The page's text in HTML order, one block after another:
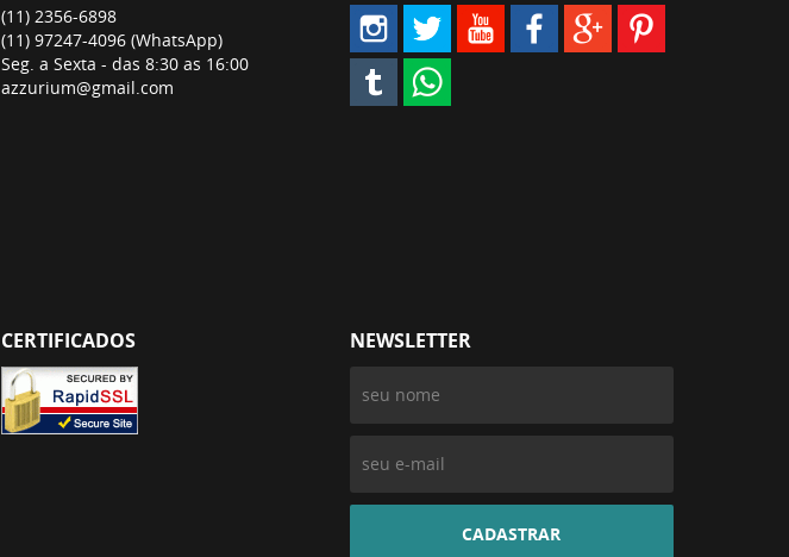
(11) 2356-6898
(11) 97247-4096 (WhatsApp)
Seg. a Sexta - das 8:30 as 16:00
azzurium@gmail.com
CERTIFICADOS NEWSLETTER
CADASTRAR